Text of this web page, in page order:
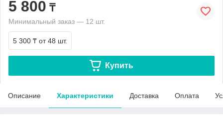
5 800 ₸
Минимальный заказ — 12 шт.
5 300 ₸ от 48 шт.
Купить
Описание Характеристики Доставка Оплата